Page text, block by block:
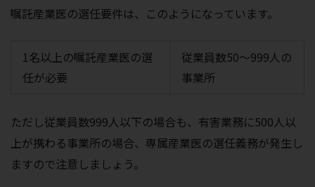
嘱託産業医の選任要件は、このようになっています。
1名以上の嘱託産業医の選
任が必要
従業員数50～999人の
事業所
ただし従業員数999人以下の場合も、有害業務に500人以
上が携わる事業所の場合、専属産業医の選任義務が発生し
ますので注意しましょう。